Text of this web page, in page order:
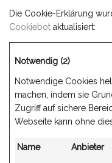
Die Cookie-Erklärung
Cookiebot aktualisiert:
Notwendig (2)
Notwendige Cookies
machen, indem sie
Zugriff auf sichere
Webseite kann ohne
Name Anbieter